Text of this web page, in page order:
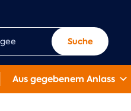
Suche
Aus gegebenem Anlass